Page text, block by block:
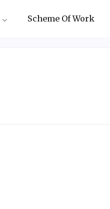
Scheme Of Work